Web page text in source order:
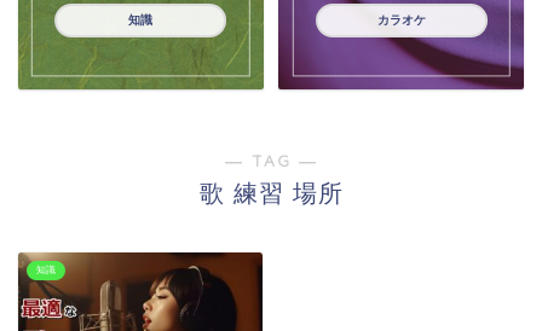
知識 カラオケ
― TAG ―
歌 練習 場所
知識